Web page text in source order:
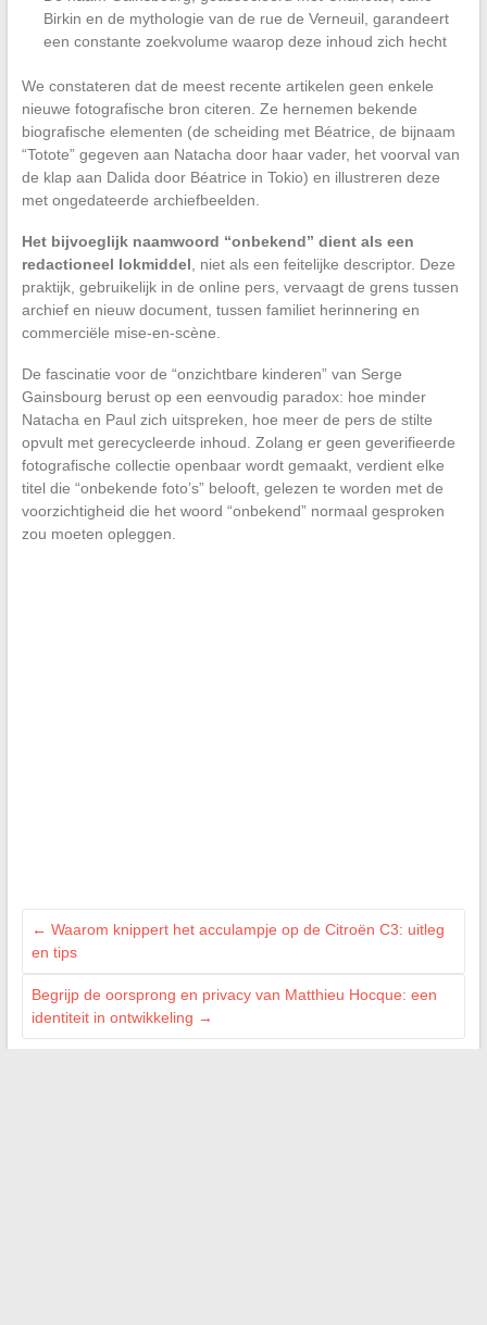
Birkin en de mythologie van de rue de Verneuil, garandeert
een constante zoekvolume waarop deze inhoud zich hecht
We constateren dat de meest recente artikelen geen enkele
nieuwe fotografische bron citeren. Ze hernemen bekende
biografische elementen (de scheiding met Béatrice, de bijnaam
“Totote” gegeven aan Natacha door haar vader, het voorval van
de klap aan Dalida door Béatrice in Tokio) en illustreren deze
met ongedateerde archiefbeelden.
Het bijvoeglijk naamwoord “onbekend” dient als een
redactioneel lokmiddel, niet als een feitelijke descriptor. Deze
praktijk, gebruikelijk in de online pers, vervaagt de grens tussen
archief en nieuw document, tussen familiet herinnering en
commerciële mise-en-scène.
De fascinatie voor de “onzichtbare kinderen” van Serge
Gainsbourg berust op een eenvoudig paradox: hoe minder
Natacha en Paul zich uitspreken, hoe meer de pers de stilte
opvult met gerecycleerde inhoud. Zolang er geen geverifieerde
fotografische collectie openbaar wordt gemaakt, verdient elke
titel die “onbekende foto’s” belooft, gelezen te worden met de
voorzichtigheid die het woord “onbekend” normaal gesproken
zou moeten opleggen.
← Waarom knippert het acculampje op de Citroën C3: uitleg
en tips
Begrijp de oorsprong en privacy van Matthieu Hocque: een
identiteit in ontwikkeling →